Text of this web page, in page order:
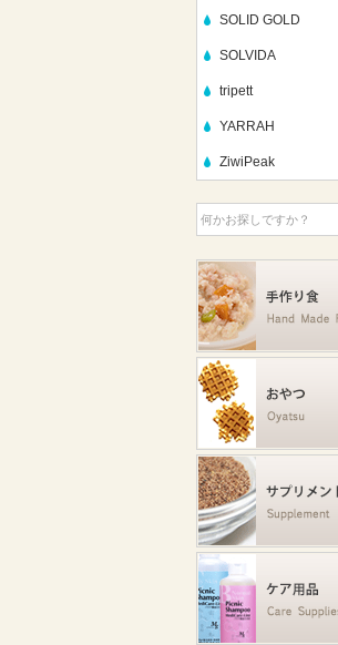
SOLID GOLD
SOLVIDA
tripett
YARRAH
ZiwiPeak